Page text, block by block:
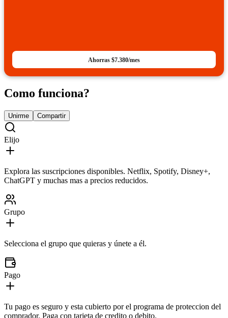
Ahorras $7.380/mes
Como funciona?
Unirme Compartir
Elijo
Explora las suscripciones disponibles. Netflix, Spotify, Disney+,
ChatGPT y muchas mas a precios reducidos.
Grupo
Selecciona el grupo que quieras y únete a él.
Pago
Tu pago es seguro y esta cubierto por el programa de proteccion del
comprador. Paga con tarjeta de credito o debito.